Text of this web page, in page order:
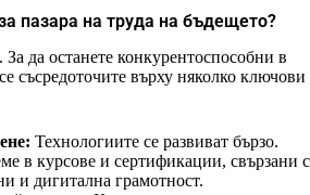
пазара на труда на бъдещето?
да останете конкурентоспособни в
съсредоточите върху няколко ключови
Технологиите се развиват бързо.
в курсове и сертификации, свързани с
и дигитална грамотност.